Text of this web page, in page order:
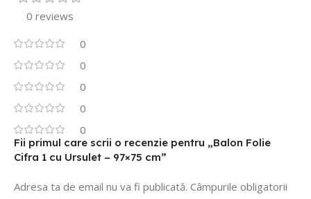
0 reviews
0
0
0
0
0
Fii primul care scrii o recenzie pentru „Balon Folie
Cifra 1 cu Ursulet – 97×75 cm”
Adresa ta de email nu va fi publicată. Câmpurile obligatorii